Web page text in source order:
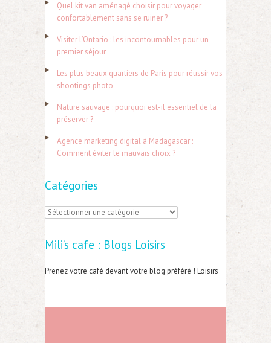
h
r
:
Quel kit van aménagé choisir pour voyager
confortablement sans se ruiner ?
Visiter l’Ontario : les incontournables pour un
premier séjour
Les plus beaux quartiers de Paris pour réussir vos
shootings photo
Nature sauvage : pourquoi est-il essentiel de la
préserver ?
Agence marketing digital à Madagascar :
Comment éviter le mauvais choix ?
Catégories
C
t
é
o
Mili’s cafe : Blogs Loisirs
Prenez votre café devant votre blog préféré ! Loisirs